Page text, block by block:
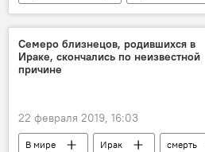
узбеки
Узбекистан
Ленинградская область
Ленинградская область
смерть
Семеро близнецов, родившихся в
Ираке, скончались по неизвестной
причине
22 февраля 2019, 16:03
В мире Ирак смерть